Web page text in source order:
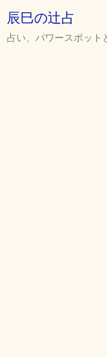
辰巳の辻占
占い、パワースポット